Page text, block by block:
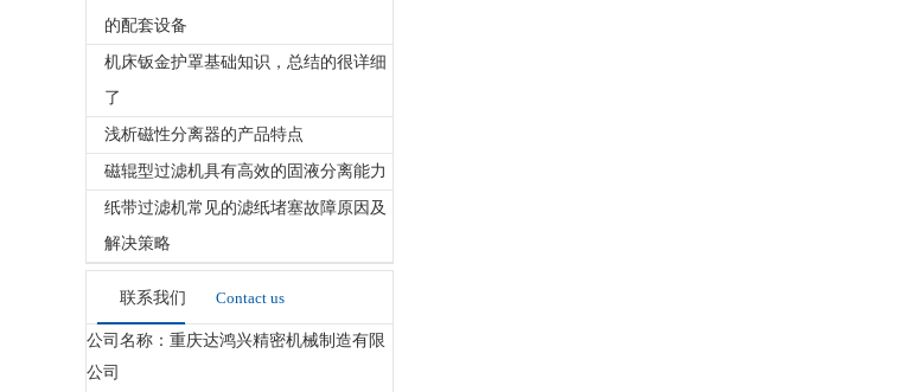
的配套设备
机床钣金护罩基础知识，总结的很详细
了
浅析磁性分离器的产品特点
磁辊型过滤机具有高效的固液分离能力
纸带过滤机常见的滤纸堵塞故障原因及
解决策略
联系我们 Contact us
公司名称：重庆达鸿兴精密机械制造有限
公司